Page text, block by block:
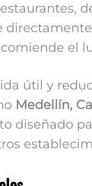
el
útil y
Medellín,
diseñado